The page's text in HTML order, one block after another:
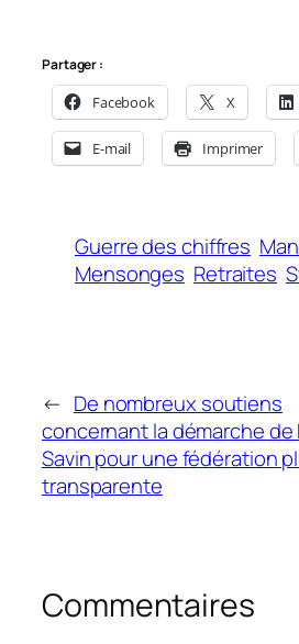
Partager :
Facebook X
E-mail Imprimer
Guerre des chiffres
Mensonges Retraites
← De nombreux soutiens
concernant la démarche de
Savin pour une fédération
transparente
Commentaires